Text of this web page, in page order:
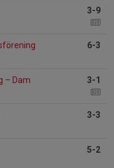
3-9
6-3
– Dam 3-1
3-3
5-2